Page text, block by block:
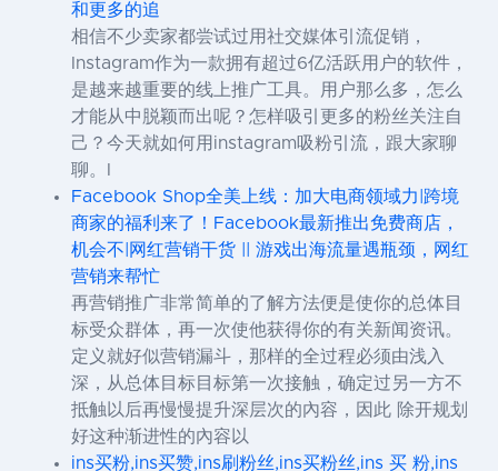
和更多的追
相信不少卖家都尝试过用社交媒体引流促销，
Instagram作为一款拥有超过6亿活跃用户的软件，
是越来越重要的线上推广工具。用户那么多，怎么
才能从中脱颖而出呢？怎样吸引更多的粉丝关注自
己？今天就如何用instagram吸粉引流，跟大家聊
聊。I
Facebook Shop全美上线：加大电商领域力|跨境
商家的福利来了！Facebook最新推出免费商店，
机会不|网红营销干货 || 游戏出海流量遇瓶颈，网红
营销来帮忙
再营销推广非常简单的了解方法便是使你的总体目
标受众群体，再一次使他获得你的有关新闻资讯。
定义就好似营销漏斗，那样的全过程必须由浅入
深，从总体目标目标第一次接触，确定过另一方不
抵触以后再慢慢提升深层次的內容，因此 除开规划
好这种渐进性的內容以
ins买粉,ins买赞,ins刷粉丝,ins买粉丝,ins 买 粉,ins